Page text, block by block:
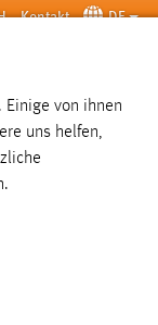
Kontakt DE
SUCHE
Einige von ihnen
uns helfen,